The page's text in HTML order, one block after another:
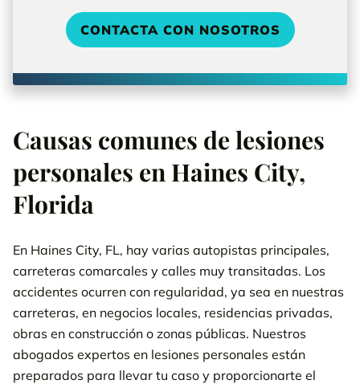
CONTACTA CON NOSOTROS
Causas comunes de lesiones
personales en Haines City,
Florida
En Haines City, FL, hay varias autopistas principales,
carreteras comarcales y calles muy transitadas. Los
accidentes ocurren con regularidad, ya sea en nuestras
carreteras, en negocios locales, residencias privadas,
obras en construcción o zonas públicas. Nuestros
abogados expertos en lesiones personales están
preparados para llevar tu caso y proporcionarte el